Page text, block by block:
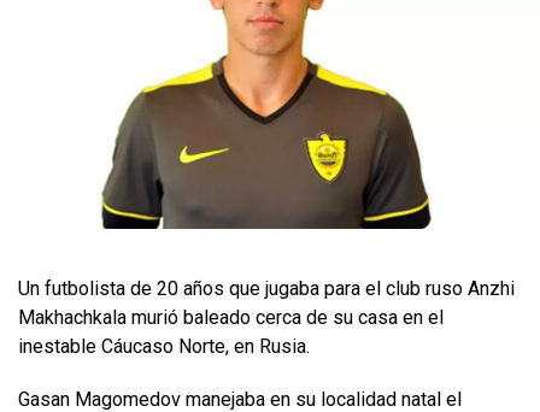
Un futbolista de 20 años que jugaba para el club ruso Anzhi
Makhachkala murió baleado cerca de su casa en el
inestable Cáucaso Norte, en Rusia.
Gasan Magomedov manejaba en su localidad natal el